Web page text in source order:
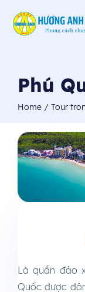
Phú
Home / Tour
Là quần đảo
Quốc được